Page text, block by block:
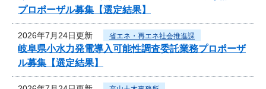
プロポーザル募集【選定結果】
2026年7月24日更新 省エネ・再エネ社会推進課
岐阜県小水力発電導入可能性調査委託業務プロポーザ
ル募集【選定結果】